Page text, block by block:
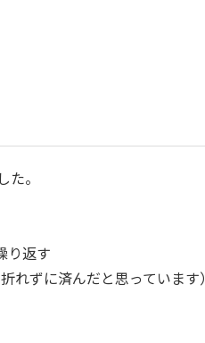
。
り返す
ずに済んだと思っています）